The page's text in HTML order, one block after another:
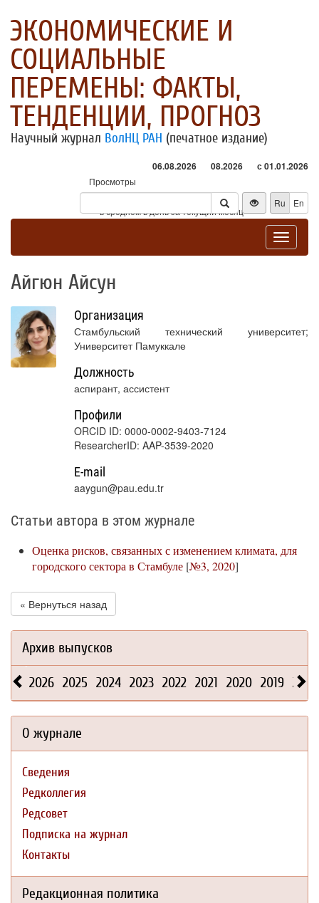
ЭКОНОМИЧЕСКИЕ И
СОЦИАЛЬНЫЕ
ПЕРЕМЕНЫ: ФАКТЫ,
ТЕНДЕНЦИИ, ПРОГНОЗ
Научный журнал ВолНЦ РАН (печатное издание)
06.08.2026 08.2026 с 01.01.2026
Просмотры
Посетители
* - в среднем в день за текущий месяц
Ru En
Toggle
Айгюн Айсун
Организация
Стамбульский технический университет;
Университет Памуккале
Должность
аспирант, ассистент
Профили
ORCID ID: 0000-0002-9403-7124
ResearcherID: AAP-3539-2020
E-mail
aaygun@pau.edu.tr
Статьи автора в этом журнале
Оценка рисков, связанных с изменением климата, для
городского сектора в Стамбуле [№3, 2020]
« Вернуться назад
Архив выпусков
2026 2025 2024 2023 2022 2021 2020 2019 2018
О журнале
Сведения
Редколлегия
Редсовет
Подписка на журнал
Контакты
Редакционная политика